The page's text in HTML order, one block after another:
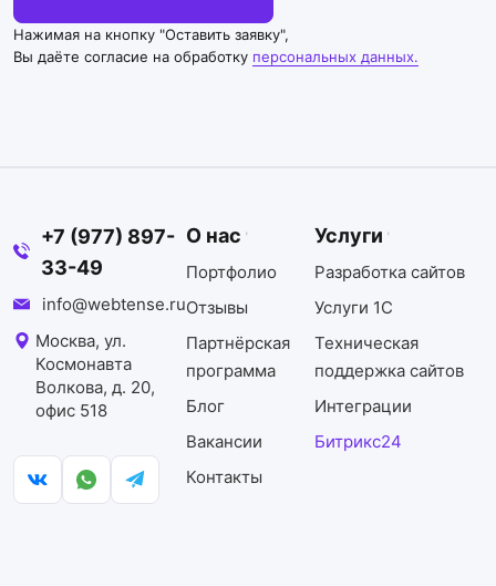
Нажимая на кнопку "Оставить заявку",
Вы даёте согласие на обработку персональных данных.
+7 (977) 897-
33-49
info@webtense.ru
Москва, ул.
Космонавта
Волкова, д. 20,
офис 518
О нас
Портфолио
Отзывы
Партнёрская
программа
Блог
Вакансии
Контакты
Услуги
Разработка сайтов
Услуги 1С
Техническая
поддержка сайтов
Интеграции
Битрикс24